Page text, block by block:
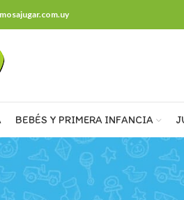
BEBÉS Y PRIMERA INFANCIA